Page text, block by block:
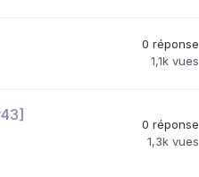
0 réponse
1,1k vues
0 réponse
1,3k vues